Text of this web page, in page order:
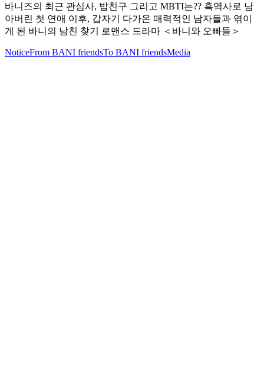
바니즈의 최근 관심사, 밥친구 그리고 MBTI는?? 흑역사로 남
아버린 첫 연애 이후, 갑자기 다가온 매력적인 남자들과 엮이
게 된 바니의 남친 찾기 로맨스 드라마 ＜바니와 오빠들＞
NoticeFrom BANI friendsTo BANI friendsMedia